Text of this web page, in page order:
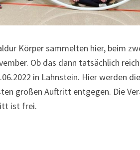
Körper sammelten hier, beim
Ob das dann tatsächlich
in Lahnstein. Hier werden
großen Auftritt entgegen. Die
ist frei.